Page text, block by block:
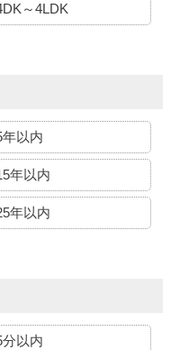
～4LDK
年以内
年以内
年以内
分以内